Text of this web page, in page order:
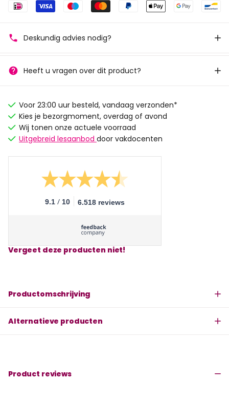
Deskundig advies nodig?
Heeft u vragen over dit product?
Voor 23:00 uur besteld, vandaag verzonden*
Kies je bezorgmoment, overdag of avond
Wij tonen onze actuele voorraad
Uitgebreid lesaanbod door vakdocenten
9.1 / 10 6.518 reviews
Vergeet deze producten niet!
Productomschrijving
Alternatieve producten
Product reviews